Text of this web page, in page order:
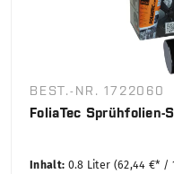
BEST.-NR. 1722060
FoliaTec Sprühfolien-
Inhalt: 0.8 Liter (62,44 €* /